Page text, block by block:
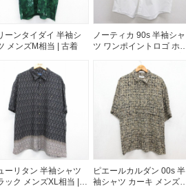
ーンタイダイ 半袖シ
メンズM相当 | 古着
ノーティカ 90s 半袖シャ
ツ ワンポイントロゴ ホ
ーリタン 半袖シャツ
ック メンズXL相当 |
ピエールカルダン 00s 半
袖シャツ カーキ メンズ